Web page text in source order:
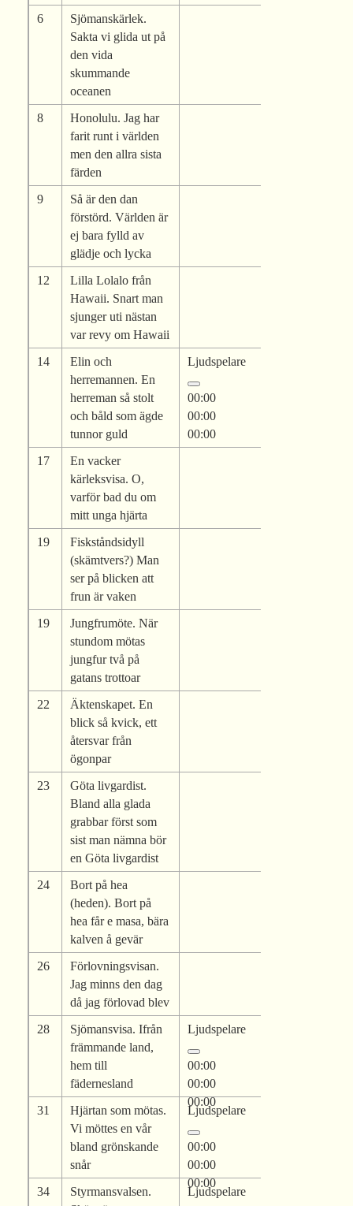
6
Sjömanskärlek.
Sakta vi glida ut på
den vida
skummande
oceanen
8
Honolulu. Jag har
farit runt i världen
men den allra sista
färden
9
Så är den dan
förstörd. Världen är
ej bara fylld av
glädje och lycka
12
Lilla Lolalo från
Hawaii. Snart man
sjunger uti nästan
var revy om Hawaii
14
Elin och
herremannen. En
herreman så stolt
och båld som ägde
tunnor guld
Ljudspelare
00:00
00:00
00:00
17
En vacker
kärleksvisa. O,
varför bad du om
mitt unga hjärta
19
Fiskståndsidyll
(skämtvers?) Man
ser på blicken att
frun är vaken
19
Jungfrumöte. När
stundom mötas
jungfur två på
gatans trottoar
22
Äktenskapet. En
blick så kvick, ett
återsvar från
ögonpar
23
Göta livgardist.
Bland alla glada
grabbar först som
sist man nämna bör
en Göta livgardist
24
Bort på hea
(heden). Bort på
hea får e masa, bära
kalven å gevär
26
Förlovningsvisan.
Jag minns den dag
då jag förlovad blev
28
Sjömansvisa. Ifrån
främmande land,
hem till
fädernesland
Ljudspelare
00:00
00:00
00:00
31
Hjärtan som mötas.
Vi möttes en vår
bland grönskande
snår
Ljudspelare
00:00
00:00
00:00
34
Styrmansvalsen.
Ljudspelare